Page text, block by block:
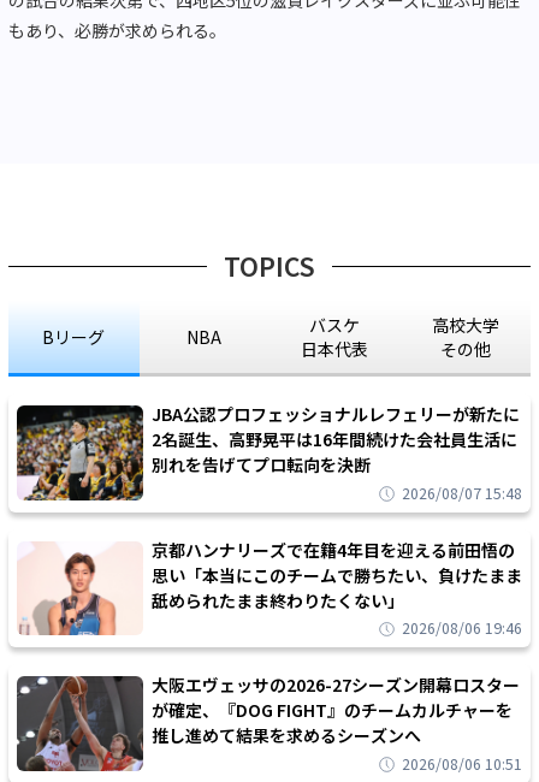
もあり、必勝が求められる。
TOPICS
Bリーグ NBA
バスケ
日本代表
高校大学
その他
JBA公認プロフェッショナルレフェリーが新たに
2名誕生、高野晃平は16年間続けた会社員生活に
別れを告げてプロ転向を決断
2026/08/07 15:48
京都ハンナリーズで在籍4年目を迎える前田悟の
思い「本当にこのチームで勝ちたい、負けたまま
舐められたまま終わりたくない」
2026/08/06 19:46
大阪エヴェッサの2026-27シーズン開幕ロスター
が確定、『DOG FIGHT』のチームカルチャーを
推し進めて結果を求めるシーズンへ
2026/08/06 10:51